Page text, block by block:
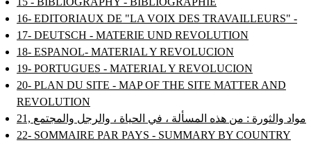
16- EDITORIAUX DE "LA VOIX DES TRAVAILLEURS" -
17- DEUTSCH - MATERIE UND REVOLUTION
18- ESPANOL- MATERIAL Y REVOLUCION
19- PORTUGUES - MATERIAL Y REVOLUCION
20- PLAN DU SITE - MAP OF THE SITE MATTER AND
REVOLUTION
21, مواد والثورة : من هذه المسألة ، في الحياة ، والرجل والمجتمع
22- SOMMAIRE PAR PAYS - SUMMARY BY COUNTRY